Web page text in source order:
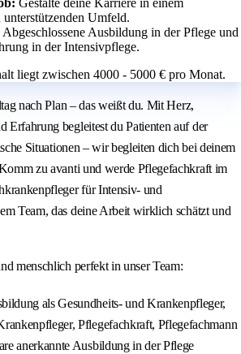
Gestalte deine Karriere in einem
Umfeld.
Abgeschlossene Ausbildung in der Pflege und
in der Intensivpflege.
liegt zwischen 4000 - 5000 € pro Monat.
nach Plan – das weißt du. Mit Herz,
Erfahrung begleitest du Patienten auf der
Situationen – wir begleiten dich bei deinem
zu avanti und werde Pflegefachkraft im
für Intensiv- und
Team, das deine Arbeit wirklich schätzt und
menschlich perfekt in unser Team:
als Gesundheits- und Krankenpfleger,
Pflegefachkraft, Pflegefachmann
anerkannte Ausbildung in der Pflege